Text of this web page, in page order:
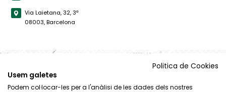
Via Laietana, 32, 3ª
08003, Barcelona
Politica de Cookies
Usem galetes
Podem col·locar-les per a l'anàlisi de les dades dels nostres